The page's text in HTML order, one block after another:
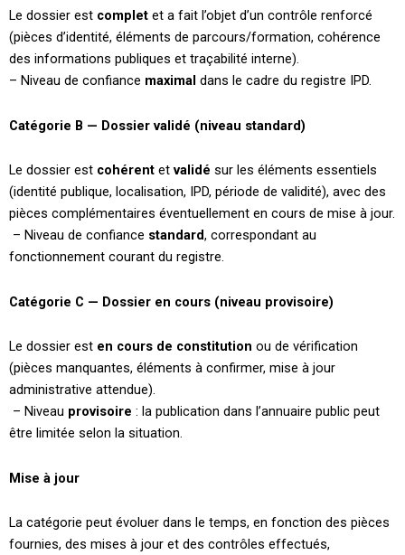
Le dossier est complet et a fait l’objet d’un contrôle renforcé
(pièces d’identité, éléments de parcours/formation, cohérence
des informations publiques et traçabilité interne).
– Niveau de confiance maximal dans le cadre du registre IPD.
Catégorie B — Dossier validé (niveau standard)
Le dossier est cohérent et validé sur les éléments essentiels
(identité publique, localisation, IPD, période de validité), avec des
pièces complémentaires éventuellement en cours de mise à jour.
– Niveau de confiance standard, correspondant au
fonctionnement courant du registre.
Catégorie C — Dossier en cours (niveau provisoire)
Le dossier est en cours de constitution ou de vérification
(pièces manquantes, éléments à confirmer, mise à jour
administrative attendue).
– Niveau provisoire : la publication dans l’annuaire public peut
être limitée selon la situation.
Mise à jour
La catégorie peut évoluer dans le temps, en fonction des pièces
fournies, des mises à jour et des contrôles effectués,